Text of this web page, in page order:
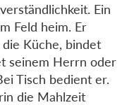
Ein
Feld heim. Er
Küche, bindet
seinem Herrn oder
Tisch bedient er.
die Mahlzeit